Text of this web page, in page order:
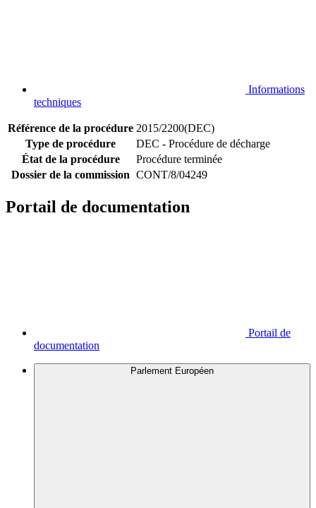
Informations
techniques
Référence de la procédure 2015/2200(DEC)
Type de procédure
DEC - Procédure de décharge
État de la procédure
Procédure terminée
Dossier de la commission CONT/8/04249
Portail de documentation
Portail de
documentation
Parlement Européen